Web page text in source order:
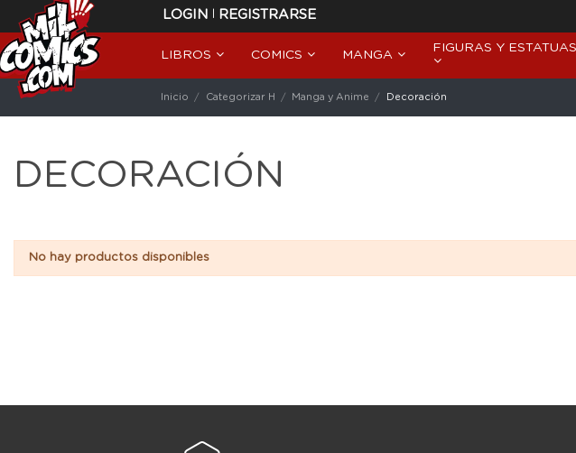
LOGIN | REGISTRARSE
LIBROS COMICS MANGA
FIGURAS Y ESTATUAS
Inicio Categorizar H Manga y Anime Decoración
DECORACIÓN
No hay productos disponibles